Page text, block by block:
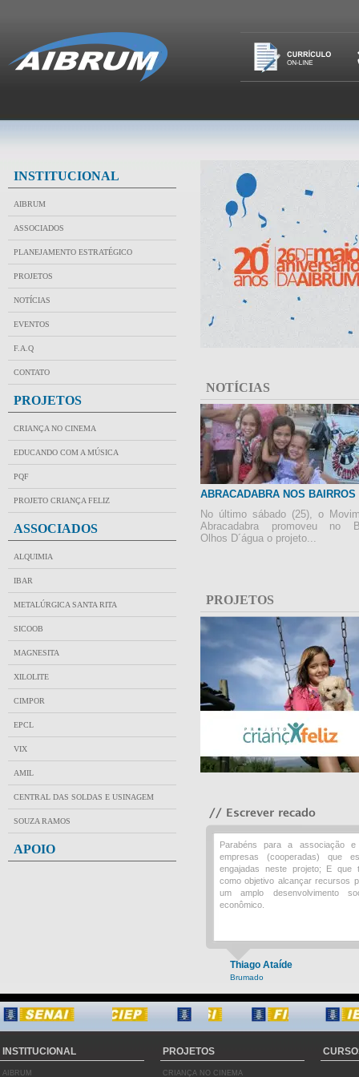
INSTITUCIONAL
AIBRUM
ASSOCIADOS
PLANEJAMENTO ESTRATÉGICO
PROJETOS
NOTÍCIAS
EVENTOS
F.A.Q
CONTATO
PROJETOS
CRIANÇA NO CINEMA
EDUCANDO COM A MÚSICA
PQF
PROJETO CRIANÇA FELIZ
ASSOCIADOS
ALQUIMIA
IBAR
METALÚRGICA SANTA RITA
SICOOB
MAGNESITA
XILOLITE
CIMPOR
EPCL
VIX
AMIL
CENTRAL DAS SOLDAS E USINAGEM
SOUZA RAMOS
APOIO
NOTÍCIAS
ABRACADABRA NOS BAIRROS
No último sábado (25), o
Abracadabra promoveu no
Olhos D´água o projeto...
PROJETOS
Parabéns para a associação
empresas (cooperadas) que
engajadas neste projeto; E que
como objetivo alcançar recursos
um amplo desenvolvimento
econômico.
Thiago Ataíde
Brumado
INSTITUCIONAL
AIBRUM
PROJETOS
CRIANÇA NO CINEMA